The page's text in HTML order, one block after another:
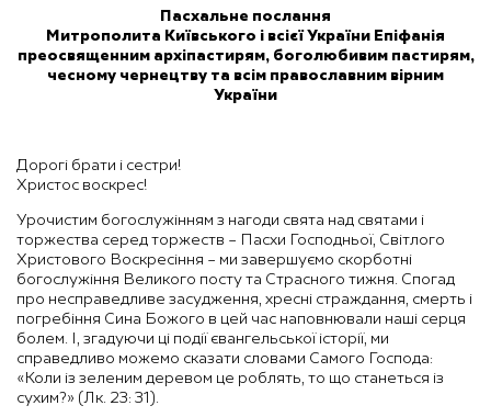
Пасхальне послання
Митрополита Київського і всієї України Епіфанія
преосвященним архіпастирям, боголюбивим пастирям,
чесному чернецтву та всім православним вірним
України
Дорогі брати і сестри!
Христос воскрес!
Урочистим богослужінням з нагоди свята над святами і
торжества серед торжеств – Пасхи Господньої, Світлого
Христового Воскресіння – ми завершуємо скорботні
богослужіння Великого посту та Страсного тижня. Спогад
про несправедливе засудження, хресні страждання, смерть і
погребіння Сина Божого в цей час наповнювали наші серця
болем. І, згадуючи ці події євангельської історії, ми
справедливо можемо сказати словами Самого Господа:
«Коли із зеленим деревом це роблять, то що станеться із
сухим?» (Лк. 23: 31).